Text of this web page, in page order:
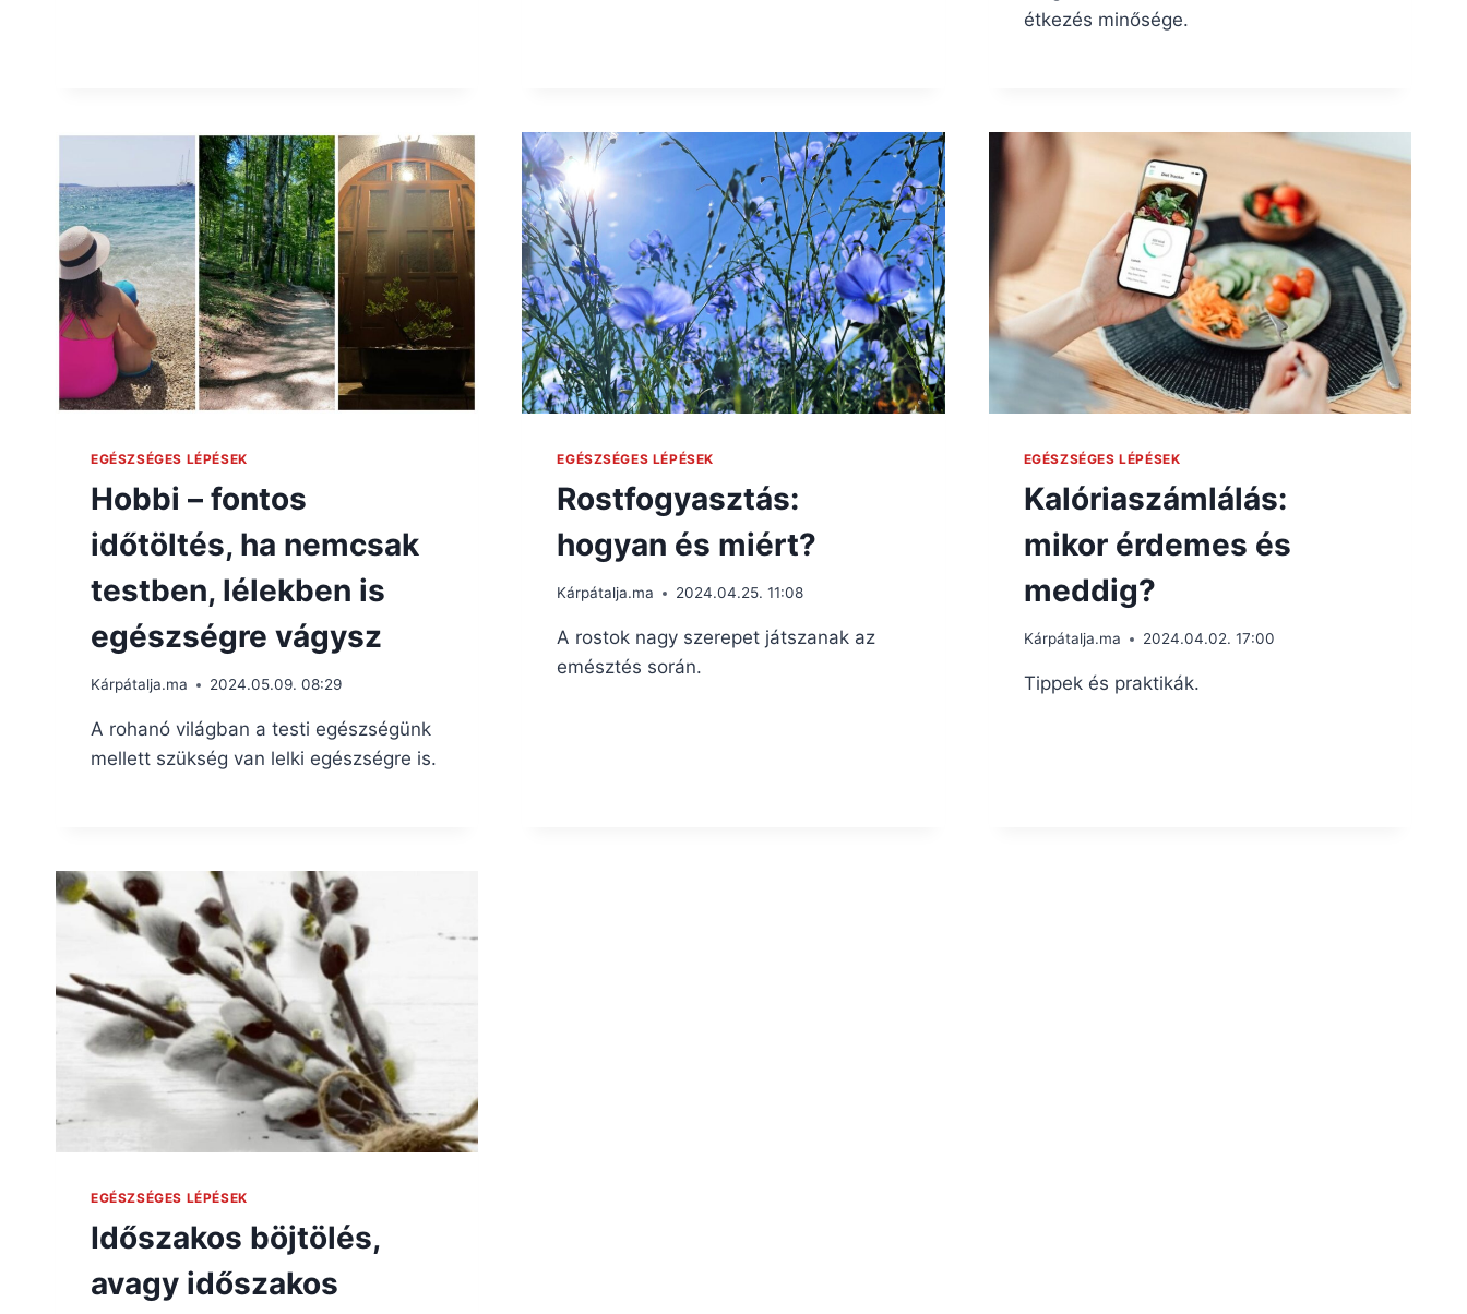
étkezés minősége.
EGÉSZSÉGES LÉPÉSEK
Hobbi – fontos
időtöltés, ha nemcsak
testben, lélekben is
egészségre vágysz
Kárpátalja.ma 2024.05.09. 08:29
A rohanó világban a testi egészségünk
mellett szükség van lelki egészségre is.
EGÉSZSÉGES LÉPÉSEK
Rostfogyasztás:
hogyan és miért?
Kárpátalja.ma 2024.04.25. 11:08
A rostok nagy szerepet játszanak az
emésztés során.
EGÉSZSÉGES LÉPÉSEK
Kalóriaszámlálás:
mikor érdemes és
meddig?
Kárpátalja.ma 2024.04.02. 17:00
Tippek és praktikák.
EGÉSZSÉGES LÉPÉSEK
Időszakos böjtölés,
avagy időszakos